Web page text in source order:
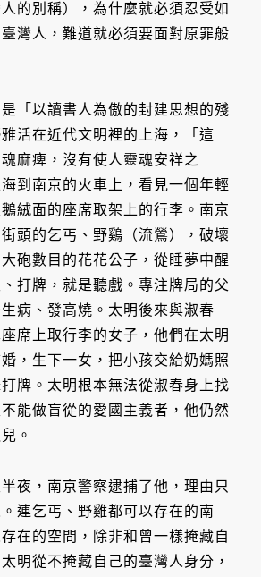
人的別稱），為什麼就必須忍受如
灣人，難道就必須要面對原罪般
「以讀書人為傲的封建思想的殘
活在近代文明裡的上海，「這
麻痺，沒有使人靈魂安祥之
到南京的火車上，看見一個年輕
絨面的座席取架上的行李。南京
頭的乞丐、野鷄（流鶯），破壞
砲數目的花花公子，從睡夢中醒
打牌，就是聽戲。專注牌局的父
病、發高燒。太明後來與淑春
座席上取行李的女子，他們在太明
，生下一女，把小孩交給奶媽照
牌。太明根本無法從淑春身上找
能做盲從的愛國主義者，他仍然
。
夜，南京警察逮捕了他，理由只
連乞丐、野雞都可以存在的南
在的空間，除非和曾一樣掩藏自
明從不掩藏自己的臺灣人身分，